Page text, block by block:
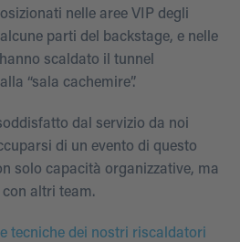
nelle aree VIP degli
parti del backstage, e nelle
scaldato il tunnel
“sala cachemire”.
dal servizio da noi
di un evento di questo
solo capacità organizzative, ma
altri team.
tecniche dei nostri riscaldatori